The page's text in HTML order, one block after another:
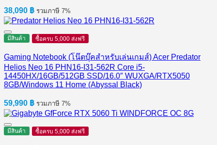
38,090 ฿ รวมภาษี 7%
มีสินค้า ซื้อครบ 5,000 ส่งฟรี
Gaming Notebook (โน๊ตบุ๊คสำหรับเล่นเกมส์) Acer Predator
Helios Neo 16 PHN16-I31-562R Core i5-
14450HX/16GB/512GB SSD/16.0″ WUXGA/RTX5050
8GB/Windows 11 Home (Abyssal Black)
59,990 ฿ รวมภาษี 7%
มีสินค้า ซื้อครบ 5,000 ส่งฟรี